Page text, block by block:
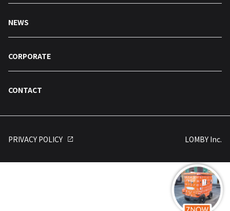
NEWS
CORPORATE
CONTACT
PRIVACY POLICY LOMBY Inc.